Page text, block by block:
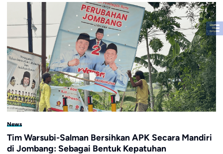
News
Tim Warsubi-Salman Bersihkan APK Secara Mandiri
di Jombang: Sebagai Bentuk Kepatuhan